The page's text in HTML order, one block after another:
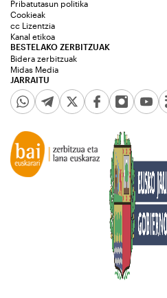
JARRAITU
Pribatutasun politika
Cookieak
cc Lizentzia
Kanal etikoa
BESTELAKO ZERBITZUAK
Bidera zerbitzuak
Midas Media